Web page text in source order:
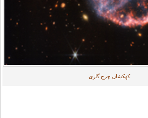
کهکشان چرخ گاری